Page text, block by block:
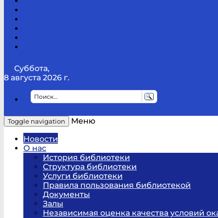
Суббота,
8 августа 2026 г.
Toggle navigation
Меню
Новости
О нас
История библиотеки
Структура библиотеки
Услуги библиотеки
Правила пользования библиотекой
Документы
Залы
Независимая оценка качества условий